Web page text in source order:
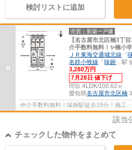
検討リストに追加
売買｜新築一戸建
【名古屋市北区楠3丁
介手数料無料！✨️楠小
ＪＲ東海交通城北線 「
名鉄小牧線 「 味鋺 」駅
3,280万円
7月28日 値下げ
間取:4LDK/100.62㎡
愛知県名古屋市北区楠
仲介手数料無料！味鋺駅徒歩19分！施工
該当
チェックした物件をまとめて